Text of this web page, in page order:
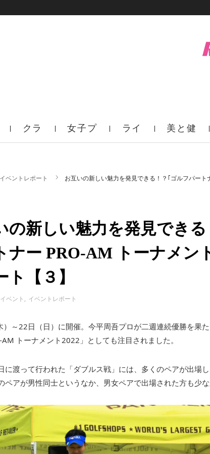
クラ 女子プ ライ 美と健
イベントレポート お互いの新しい魅力を発見できる！？｢ゴルフパート
の新しい魅力を発見でき
ナー PRO-AM トーナメン
ト【３】
イベント イベントレポート
）～22日（日）に開催。今平周吾プロが二週連続優勝を果
AM トーナメント2022」としても注目されました。
に渡って行われた「ダブルス戦」には、多くのペアが出場
ペアが男性同士というなか、男女ペアで出場された方も少